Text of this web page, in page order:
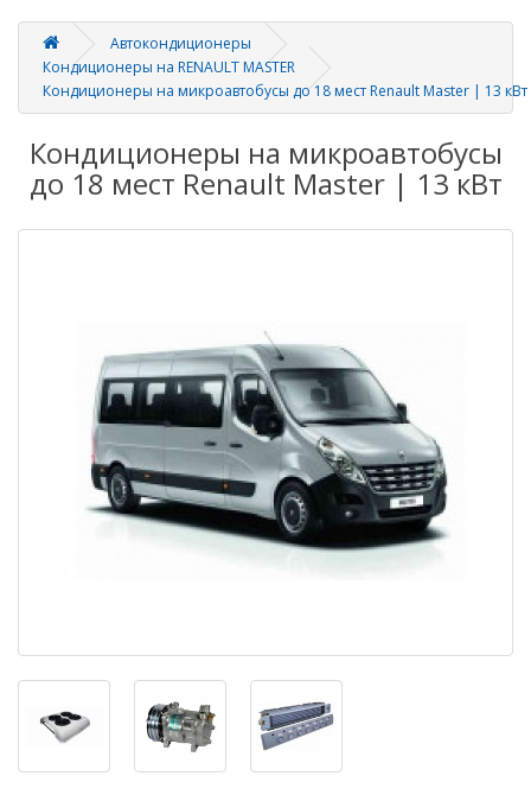
Автокондиционеры
Кондиционеры на RENAULT MASTER
Кондиционеры на микроавтобусы до 18 мест Renault Master | 13 кВт
Кондиционеры на микроавтобусы
до 18 мест Renault Master | 13 кВт